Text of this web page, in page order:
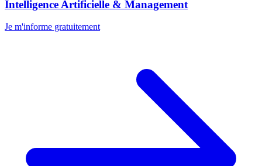
Intelligence Artificielle & Management
Je m'informe gratuitement